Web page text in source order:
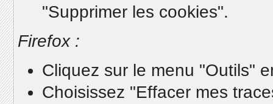
"Supprimer les cookies".
Firefox :
Cliquez sur le menu "Outils"
Choisissez "Effacer mes